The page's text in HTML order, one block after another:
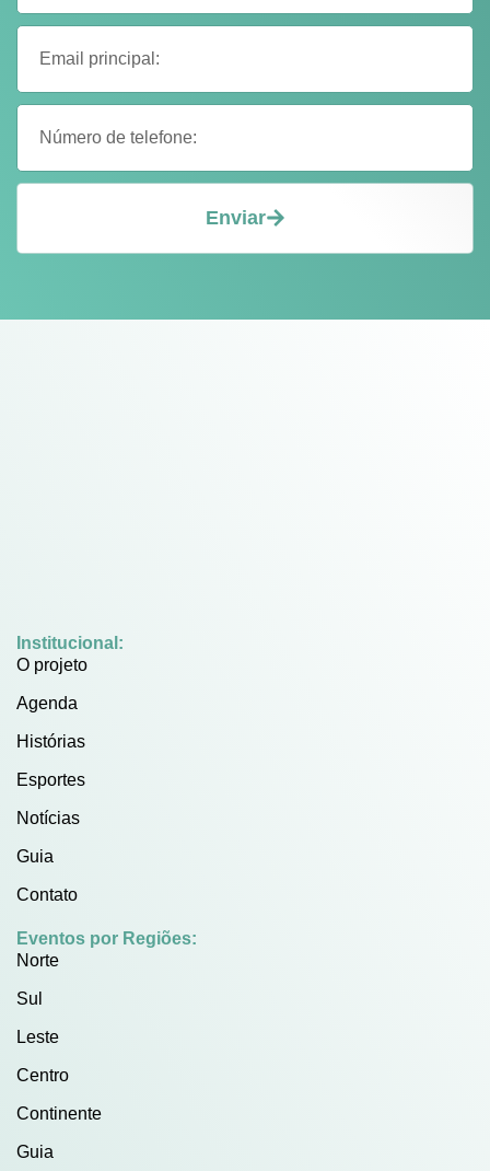
Enviar
Institucional:
O projeto
Agenda
Histórias
Esportes
Notícias
Guia
Contato
Eventos por Regiões:
Norte
Sul
Leste
Centro
Continente
Guia